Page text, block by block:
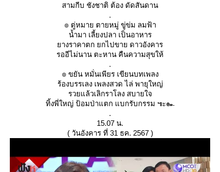
สามกีบ ชังชาติ ต้อง ดัดสันดาน
.
๏ ตู่หมาย ตายหมู่ ขู่ข่ม ลมฟ้า
น้ำมา เลี้ยงปลา เป็นอาหาร
างราคาตก ยกไปขาย ดาวอังคาร
รออีไม่นาน ตะหาน คืนความสุขให้
.
๏ ขยัน หมั่นเพียร เขียนบทเพลง
ร้องบรรเลง เพลงสวด ไล่ พายุใหญ่
รวยแล้วเลิกราโลง สบายใจ
ทิ้งพี่ใหญ่ ป้อมป่าแตก แบกรับกรรม ๚ะ๛
.
15.07 น.
( วันอังคาร ที่ 31 ธค. 2567 )